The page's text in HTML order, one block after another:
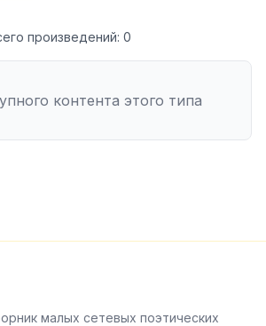
произведений: 0
контента этого типа
малых сетевых поэтических